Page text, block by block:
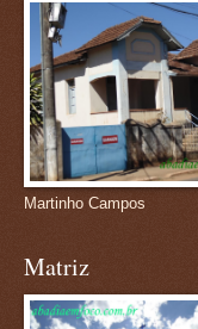
Martinho Campos
Matriz